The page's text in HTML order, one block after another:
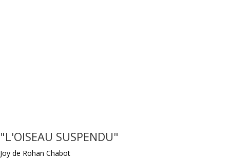
"L'OISEAU SUSPENDU"
Joy de Rohan Chabot